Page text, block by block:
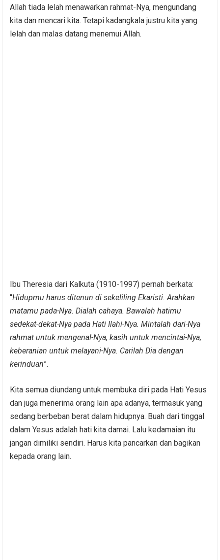
Allah tiada lelah menawarkan rahmat-Nya, mengundang
kita dan mencari kita. Tetapi kadangkala justru kita yang
lelah dan malas datang menemui Allah.
Ibu Theresia dari Kalkuta (1910-1997) pernah berkata:
“Hidupmu harus ditenun di sekeliling Ekaristi. Arahkan
matamu pada-Nya. Dialah cahaya. Bawalah hatimu
sedekat-dekat-Nya pada Hati Ilahi-Nya. Mintalah dari-Nya
rahmat untuk mengenal-Nya, kasih untuk mencintai-Nya,
keberanian untuk melayani-Nya. Carilah Dia dengan
kerinduan”.
Kita semua diundang untuk membuka diri pada Hati Yesus
dan juga menerima orang lain apa adanya, termasuk yang
sedang berbeban berat dalam hidupnya. Buah dari tinggal
dalam Yesus adalah hati kita damai. Lalu kedamaian itu
jangan dimiliki sendiri. Harus kita pancarkan dan bagikan
kepada orang lain.